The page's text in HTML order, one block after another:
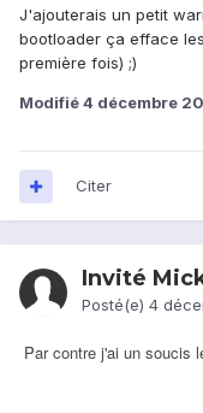
J'ajouterais un petit
bootloader ça efface
première fois) ;)
Modifié4 décembre
Citer
Invité
Posté(e) 4
Par contre j'ai un soucis